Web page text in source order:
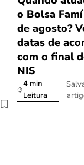
o Bolsa
de agosto?
datas de
com o final
NIS
4 min
Leitura